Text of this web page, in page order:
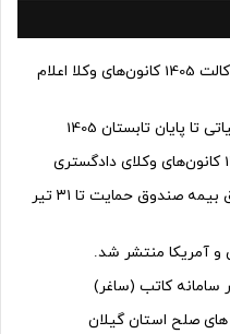
زمان قطعی و رسمی برگزاری آزمون وکالت 1405 کانون‌های وکلا اعلام
پایان تابستان 1405
خبر مهم برای وکلا: مهلت پرداخت حق بیمه صندوق حمایت تا ۳۱ تیر
و آمریکا منتشر شد.
سامانه کاتب (ساغر)
صلح استان گیلان